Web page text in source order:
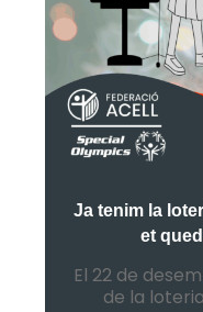
Ja tenim la
et
El 22 de
de la